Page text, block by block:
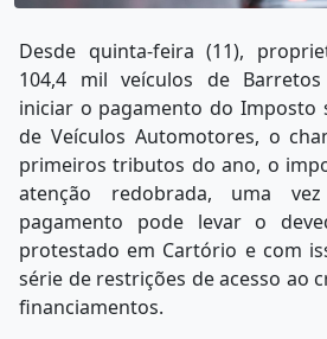
Desde quinta-feira (11),
104,4 mil veículos de Barretos
iniciar o pagamento do Imposto
de Veículos Automotores, o
primeiros tributos do ano, o
atenção redobrada, uma
pagamento pode levar o
protestado em Cartório e com
série de restrições de acesso ao
financiamentos.